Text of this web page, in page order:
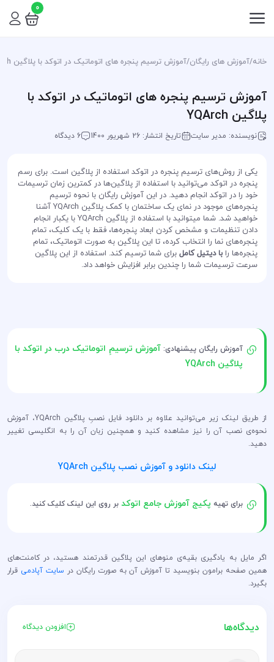
0
خانه/آموزش های رایگان/آموزش ترسیم پنجره های اتوماتیک در اتوکد با پلاگین YQArch
آموزش ترسیم پنجره های اتوماتیک در اتوکد با
پلاگین YQArch
نویسنده: مدیر سایت تاریخ انتشار: 26 شهریور 1400 6 دیدگاه
یکی از روش‌های ترسیم پنجره در اتوکد استفاده از پلاگین است. برای رسم
پنجره در اتوکد می‌توانید با استفاده از پلاگین‌ها در کمترین زمان ترسیمات
خود را در اتوکد انجام دهید. در این آموزش رایگان با نحوه ترسیم
پنجره‌های موجود در نمای یک ساختمان با کمک پلاگین YQArch آشنا
خواهید شد. شما میتوانید با استفاده از پلاگین YQArch با یکبار انجام
دادن تنظیمات و مشخص کردن ابعاد پنجره‌ها، فقط با یک کلیک، تمام
پنجره‌های نما را انتخاب کرده، تا این پلاگین به صورت اتوماتیک، تمام
پنجره‌ها را با دیتیل کاملبرای شما ترسیم کند. استفاده از این پلاگین
سرعت ترسیمات شما را چندین برابر افزایش خواهد داد.
آموزش رایگان پیشنهادی:آموزش ترسیمِ اتوماتیک درب در اتوکد با
پلاگین YQArch
از طریق لینک زیر می‌توانید علاوه بر دانلود فایل نصبِ پلاگین YQArch، آموزش
نحوه‌ی نصب آن را نیز مشاهده کنید و همچنین زبان آن را به انگلیسی تغییر
دهید.
لینک دانلود و آموزش نصب پلاگین YQArch
برای تهیه پکیج آموزش جامع اتوکدبر روی این لینک کلیک کنید.
اگر مایل به یادگیری بقیه‌ی منوهای این پلاگین قدرتمند هستید، در کامنت‌های
همین صفحه برامون بنویسید تا آموزش آن به صورت رایگان در سایت آپادمی قرار
بگیرد.
دیدگاه‌ها افزودن دیدگاه